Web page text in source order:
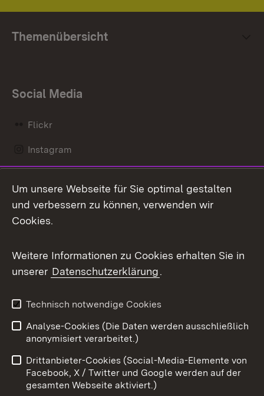
Themenübersicht
Social Media
Flickr
Instagram
Mastodon
Messenger
Social Wall
X / Twitter
Youtube
Benutzungshinweise
Barrierefreiheit
Datenschutz
Cookies
Um unsere Webseite für Sie optimal gestalten
und verbessern zu können, verwenden wir
Cookies.
Weitere Informationen zu Cookies erhalten Sie in
unserer Datenschutzerklärung.
Technisch notwendige Cookies
Analyse-Cookies (Die Daten werden ausschließlich
anonymisiert verarbeitet.)
Drittanbieter-Cookies (Social-Media-Elemente von
Facebook, X / Twitter und Google werden auf der
gesamten Webseite aktiviert.)